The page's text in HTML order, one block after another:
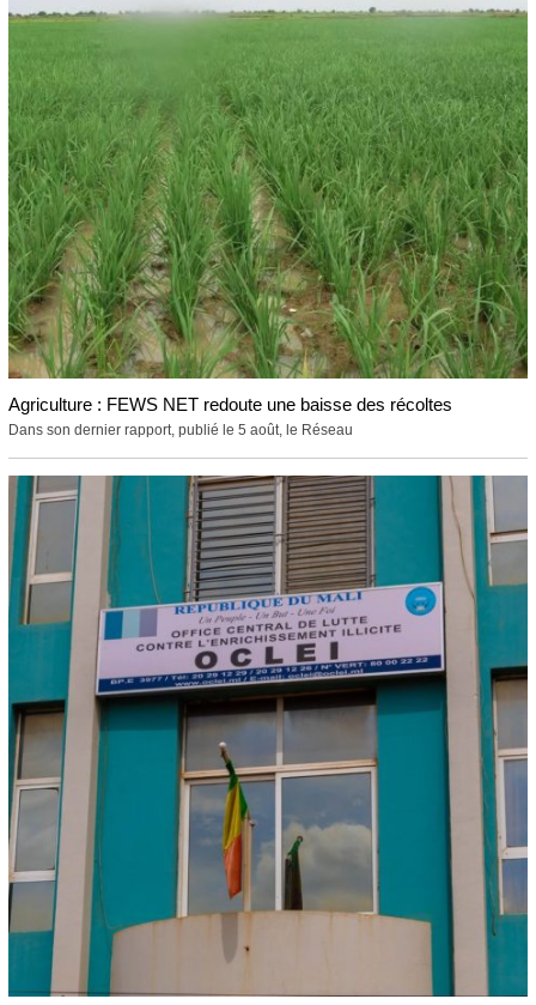
Agriculture : FEWS NET redoute une baisse des récoltes
Dans son dernier rapport, publié le 5 août, le Réseau